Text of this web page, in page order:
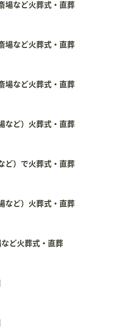
場など火葬式・直葬
場など火葬式・直葬
場など火葬式・直葬
など）火葬式・直葬
ど）で火葬式・直葬
など）火葬式・直葬
ど火葬式・直葬